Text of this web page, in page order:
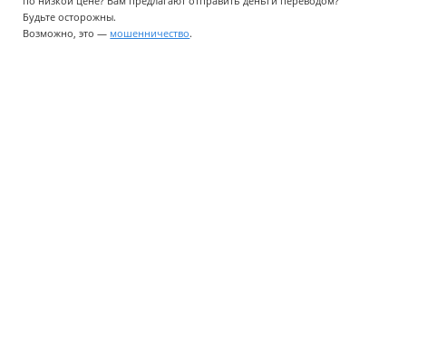
Будьте осторожны.
Возможно, это — мошенничество.